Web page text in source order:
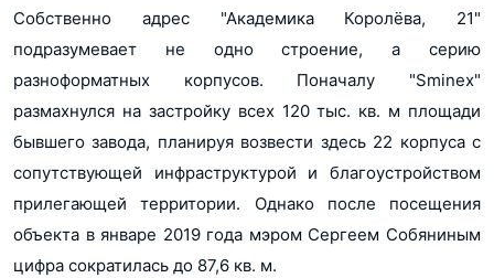
Собственно адрес "Академика Королёва, 21"
подразумевает не одно строение, а серию
разноформатных корпусов. Поначалу "Sminex"
размахнулся на застройку всех 120 тыс. кв. м площади
бывшего завода, планируя возвести здесь 22 корпуса с
сопутствующей инфраструктурой и благоустройством
прилегающей территории. Однако после посещения
объекта в январе 2019 года мэром Сергеем Собяниным
цифра сократилась до 87,6 кв. м.